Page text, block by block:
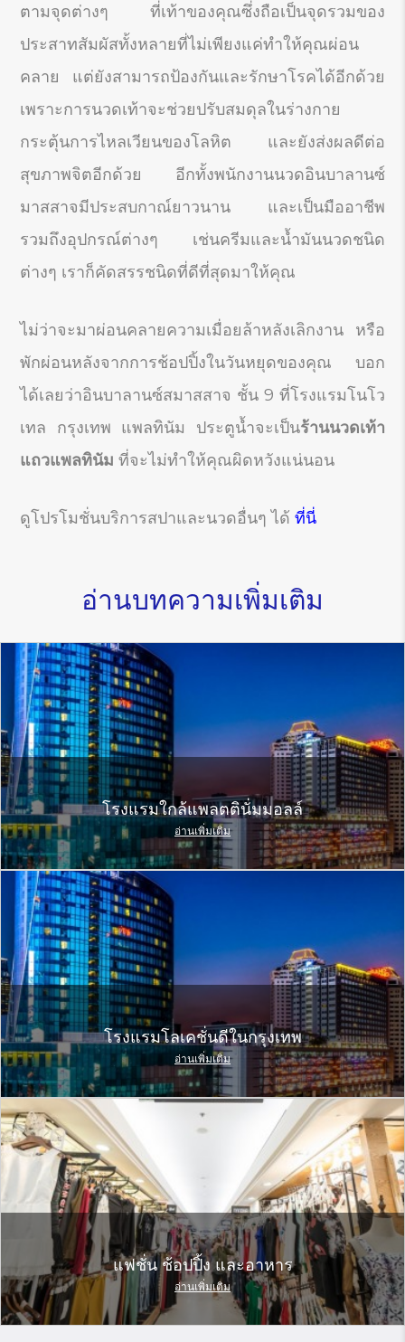
ตามจุดต่างๆ ที่เท้าของคุณซึ่งถือเป็นจุดรวมของ
ประสาทสัมผัสทั้งหลายที่ไม่เพียงแค่ทำให้คุณผ่อน
คลาย แต่ยังสามารถป้องกันและรักษาโรคได้อีกด้วย
เพราะการนวดเท้าจะช่วยปรับสมดุลในร่างกาย
กระตุ้นการไหลเวียนของโลหิต และยังส่งผลดีต่อ
สุขภาพจิตอีกด้วย อีกทั้งพนักงานนวดอินบาลานซ์
มาสสาจมีประสบกาณ์ยาวนาน และเป็นมืออาชีพ
รวมถึงอุปกรณ์ต่างๆ เช่นครีมและน้ำมันนวดชนิด
ต่างๆ เราก็คัดสรรชนิดที่ดีที่สุดมาให้คุณ
ไม่ว่าจะมาผ่อนคลายความเมื่อยล้าหลังเลิกงาน หรือ
พักผ่อนหลังจากการช้อปปิ้งในวันหยุดของคุณ บอก
ได้เลยว่าอินบาลานซ์สมาสสาจ ชั้น 9 ที่โรงแรมโนโว
เทล กรุงเทพ แพลทินัม ประตูน้ำจะเป็นร้านนวดเท้า
แถวแพลทินัม ที่จะไม่ทำให้คุณผิดหวังแน่นอน
ดูโปรโมชั่นบริการสปาและนวดอื่นๆ ได้ที่นี่
อ่านบทความเพิ่มเติม
โรงแรมใกล้แพลตตินั่มมอลล์
อ่านเพิ่มเติม
โรงแรมโลเคชั่นดีในกรุงเทพ
อ่านเพิ่มเติม
แฟชั่น ช้อปปิ้ง และอาหาร
อ่านเพิ่มเติม